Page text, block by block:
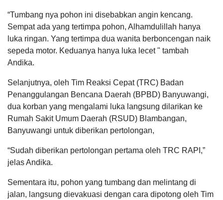
“Tumbang nya pohon ini disebabkan angin kencang.
Sempat ada yang tertimpa pohon, Alhamdulillah hanya
luka ringan. Yang tertimpa dua wanita berboncengan naik
sepeda motor. Keduanya hanya luka lecet " tambah
Andika.
Selanjutnya, oleh Tim Reaksi Cepat (TRC) Badan
Penanggulangan Bencana Daerah (BPBD) Banyuwangi,
dua korban yang mengalami luka langsung dilarikan ke
Rumah Sakit Umum Daerah (RSUD) Blambangan,
Banyuwangi untuk diberikan pertolongan,
“Sudah diberikan pertolongan pertama oleh TRC RAPI,”
jelas Andika.
Sementara itu, pohon yang tumbang dan melintang di
jalan, langsung dievakuasi dengan cara dipotong oleh Tim